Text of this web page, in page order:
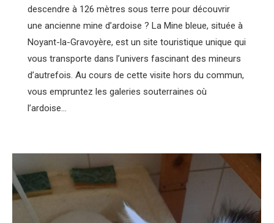
descendre à 126 mètres sous terre pour découvrir
une ancienne mine d’ardoise ? La Mine bleue, située à
Noyant-la-Gravoyère, est un site touristique unique qui
vous transporte dans l’univers fascinant des mineurs
d’autrefois. Au cours de cette visite hors du commun,
vous empruntez les galeries souterraines où
l’ardoise…